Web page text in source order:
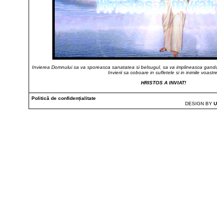
Invierea Domnului sa va sporeasca sanatatea si belsugul, sa va implineasca
Invierii sa coboare in sufletele si in inimile
HRISTOS A INVIAT!
Politică de confidențialitate
DESIGN BY